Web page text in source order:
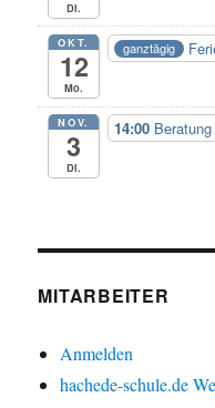
Di.
OKT.
12
Mo.
ganztägig
NOV.
3
Di.
14:00
MITARBEITER
Anmelden
hachede-schule.de